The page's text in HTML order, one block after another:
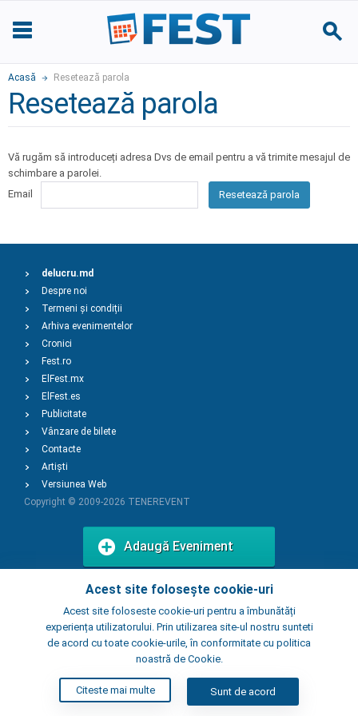
Acasă Resetează parola
Resetează parola
Vă rugăm să introduceți adresa Dvs de email pentru a vă trimite mesajul de
schimbare a parolei.
Email
Resetează parola
Acest site folosește cookie-uri
Acest site foloseste cookie-uri pentru a îmbunătăți
experiența utilizatorului. Prin utilizarea site-ul nostru sunteti
de acord cu toate cookie-urile, în conformitate cu politica
noastră de Cookie.
Citeste mai multe Sunt de acord
delucru.md
Despre noi
Termeni și condiții
Arhiva evenimentelor
Cronici
Fest.ro
ElFest.mx
ElFest.es
Publicitate
Vânzare de bilete
Contacte
Artiști
Versiunea Web
Copyright © 2009-2026 TENEREVENT
Adaugă Eveniment
Adaugă Local